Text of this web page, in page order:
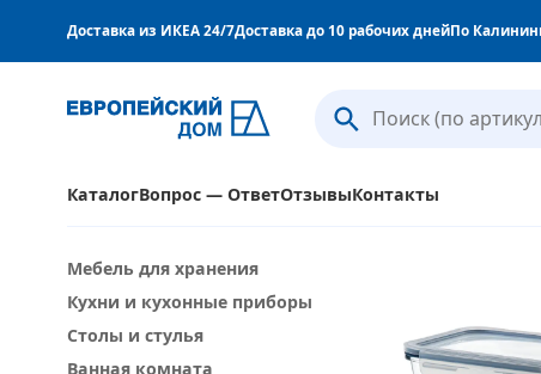
Доставка из ИКЕА 24/7Доставка до 10 рабочих днейПо
КаталогВопрос — ОтветОтзывыКонтакты
Мебель для хранения
Кухни и кухонные приборы
Столы и стулья
Ванная комната